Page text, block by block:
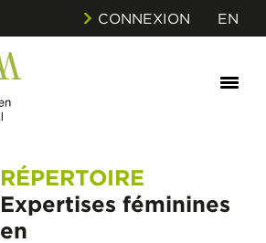
CONNEXION EN
RÉPERTOIRE
Expertises féminines
en